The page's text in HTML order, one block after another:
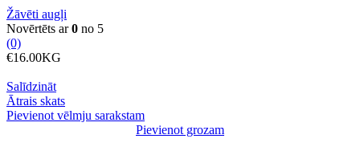
Žāvēti augļi
Novērtēts ar0 no 5
(0)
€16.00KG
Salīdzināt
Ātrais skats
Pievienot vēlmju sarakstam
Pievienot grozam